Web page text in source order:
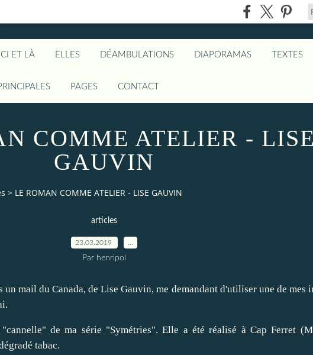
ICI ET LÀ ELLES DÉAMBULATIONS DIAPORAMAS TEXTES
PAGES CONTACT
COMME ATELIER - LISE
GAUVIN
> LE ROMAN COMME ATELIER - LISE GAUVIN
articles
23.03.2019
Par henripol
mail du Canada, de Lise Gauvin, me demandant d'utiliser une de mes
de ma série "Symétries". Elle a été réalisé à Cap Ferret
tabac.